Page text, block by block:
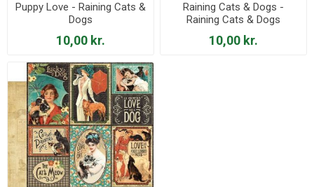
Puppy Love - Raining Cats &
Dogs
10,00 kr.
Raining Cats & Dogs -
Raining Cats & Dogs
10,00 kr.